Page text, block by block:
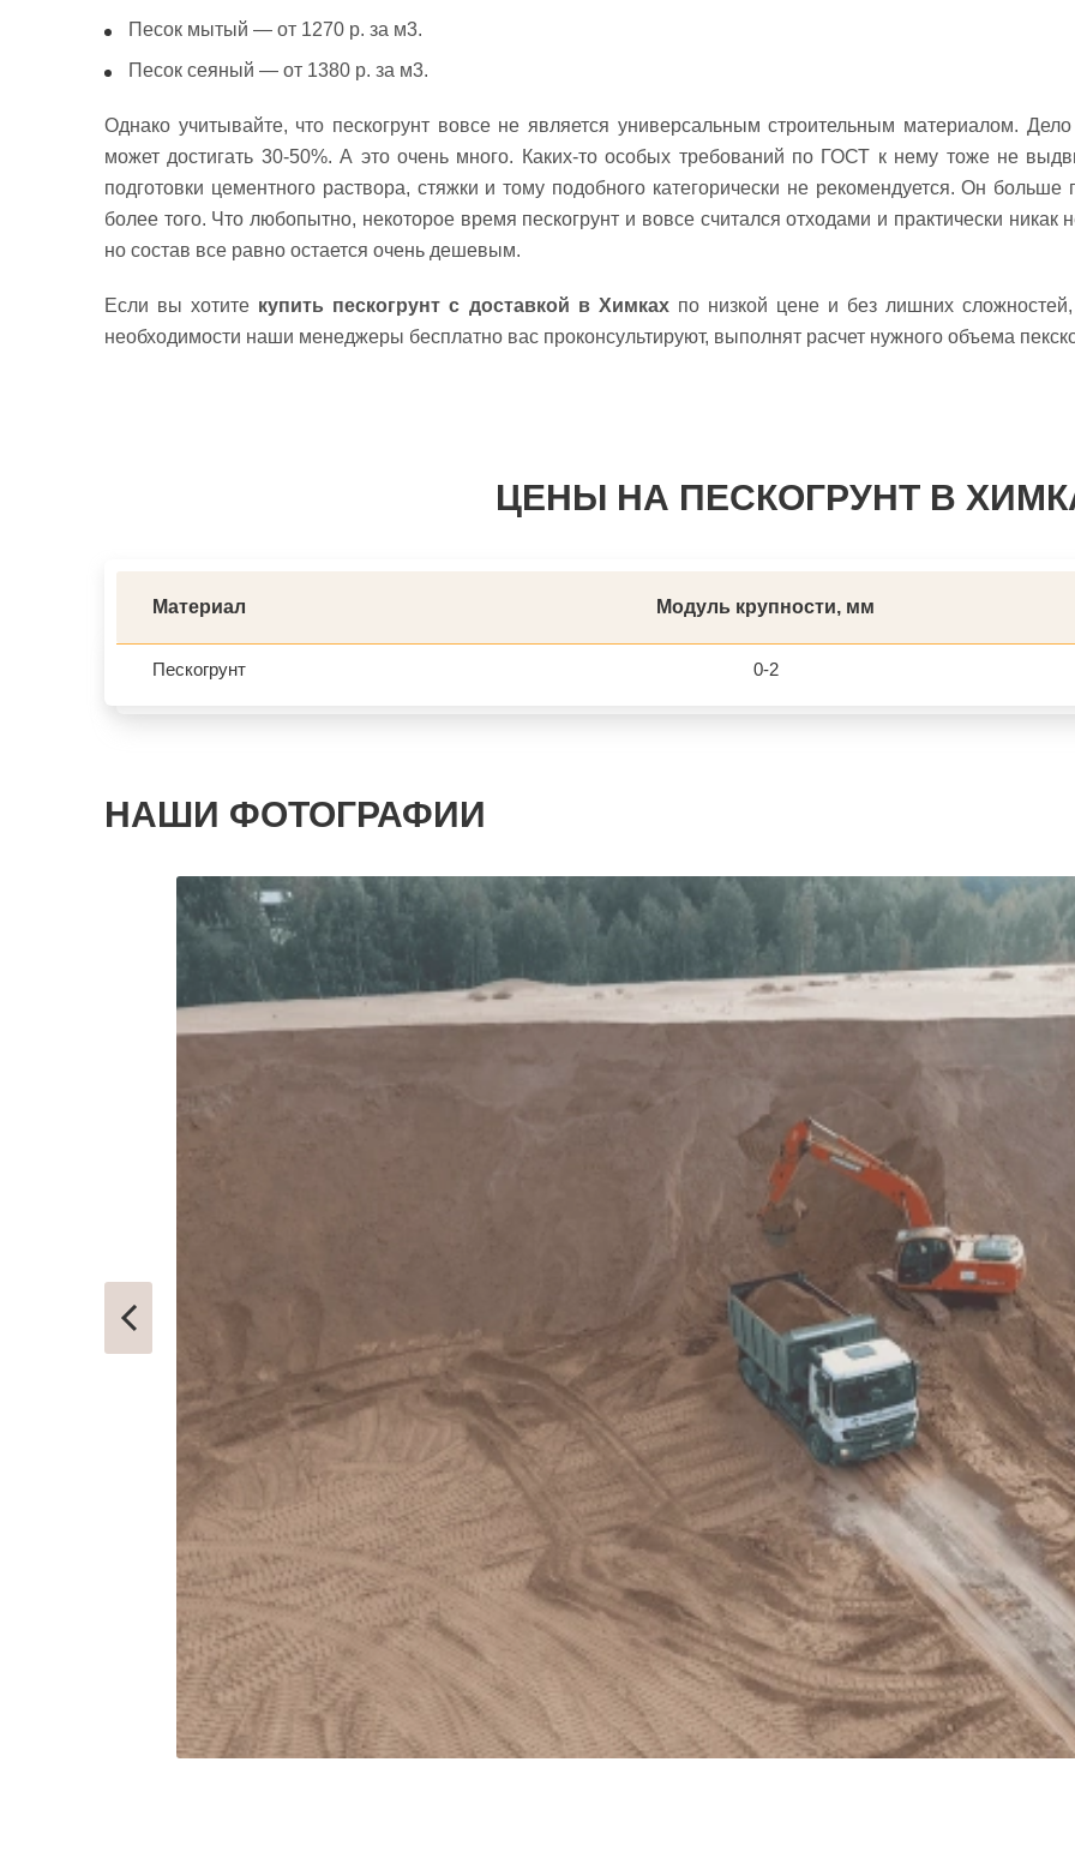
Песок мытый — от 1270 р. за м3.
Песок сеяный — от 1380 р. за м3.
Однако учитывайте, что пескогрунт вовсе не является универсальным строительным материалом.
может достигать 30-50%. А это очень много. Каких-то особых требований по ГОСТ к нему тоже не
подготовки цементного раствора, стяжки и тому подобного категорически не рекомендуется. Он
более того. Что любопытно, некоторое время пескогрунт и вовсе считался отходами и практически
но состав все равно остается очень дешевым.
Если вы хотите купить пескогрунт с доставкой в Химкахпо низкой цене и без лишних
необходимости наши менеджеры бесплатно вас проконсультируют, выполнят расчет нужного объема
ЦЕНЫ НА ПЕСКОГРУНТ В
Материал Модуль крупности, мм
Пескогрунт 0-2
НАШИ ФОТОГРАФИИ